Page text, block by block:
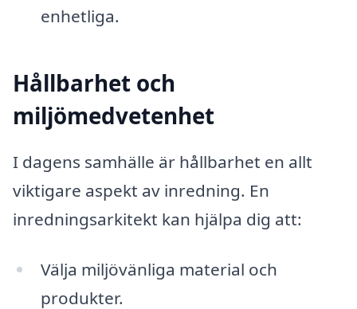
enhetliga.
Hållbarhet och
miljömedvetenhet
I dagens samhälle är hållbarhet en allt
viktigare aspekt av inredning. En
inredningsarkitekt kan hjälpa dig att:
Välja miljövänliga material och
produkter.